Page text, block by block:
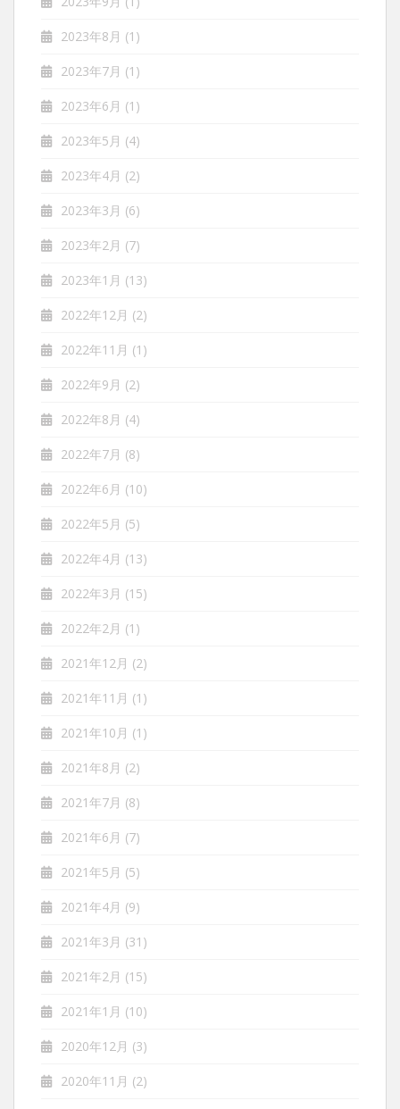
2023年8月 (1)
2023年7月 (1)
2023年6月 (1)
2023年5月 (4)
2023年4月 (2)
2023年3月 (6)
2023年2月 (7)
2023年1月 (13)
2022年12月 (2)
2022年11月 (1)
2022年9月 (2)
2022年8月 (4)
2022年7月 (8)
2022年6月 (10)
2022年5月 (5)
2022年4月 (13)
2022年3月 (15)
2022年2月 (1)
2021年12月 (2)
2021年11月 (1)
2021年10月 (1)
2021年8月 (2)
2021年7月 (8)
2021年6月 (7)
2021年5月 (5)
2021年4月 (9)
2021年3月 (31)
2021年2月 (15)
2021年1月 (10)
2020年12月 (3)
2020年11月 (2)